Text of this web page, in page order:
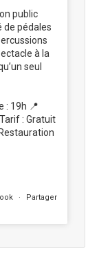
public
de pédales
à la
seul
: 19h 📍
: Gratuit
· Partager